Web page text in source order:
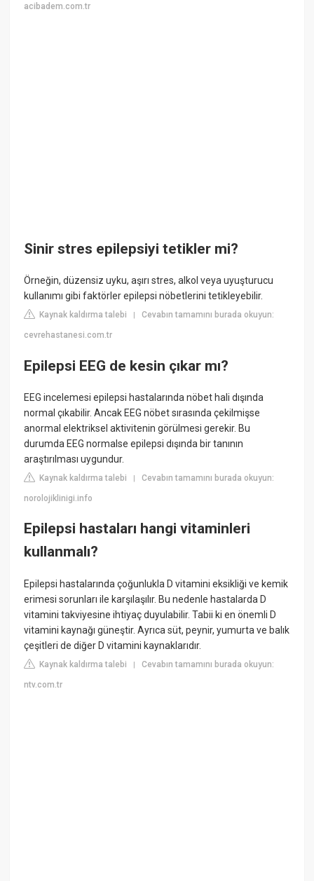
acibadem.com.tr
Sinir stres epilepsiyi tetikler mi?
Örneğin, düzensiz uyku, aşırı stres, alkol veya uyuşturucu
kullanımı gibi faktörler epilepsi nöbetlerini tetikleyebilir.
Kaynak kaldırma talebi |Cevabın tamamını burada okuyun:
cevrehastanesi.com.tr
Epilepsi EEG de kesin çıkar mı?
EEG incelemesi epilepsi hastalarında nöbet hali dışında
normal çıkabilir. Ancak EEG nöbet sırasında çekilmişse
anormal elektriksel aktivitenin görülmesi gerekir. Bu
durumda EEG normalse epilepsi dışında bir tanının
araştırılması uygundur.
Kaynak kaldırma talebi |Cevabın tamamını burada okuyun:
norolojiklinigi.info
Epilepsi hastaları hangi vitaminleri
kullanmalı?
Epilepsi hastalarında çoğunlukla D vitamini eksikliği ve kemik
erimesi sorunları ile karşılaşılır. Bu nedenle hastalarda D
vitamini takviyesine ihtiyaç duyulabilir. Tabii ki en önemli D
vitamini kaynağı güneştir. Ayrıca süt, peynir, yumurta ve balık
çeşitleri de diğer D vitamini kaynaklarıdır.
Kaynak kaldırma talebi |Cevabın tamamını burada okuyun:
ntv.com.tr